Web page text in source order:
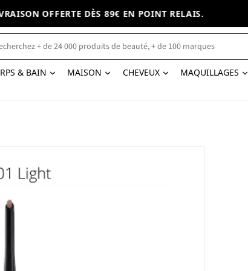
OFFERTE DÈS 89€ EN POINT RELAIS.
& BAIN MAISON CHEVEUX MAQUILLAGES